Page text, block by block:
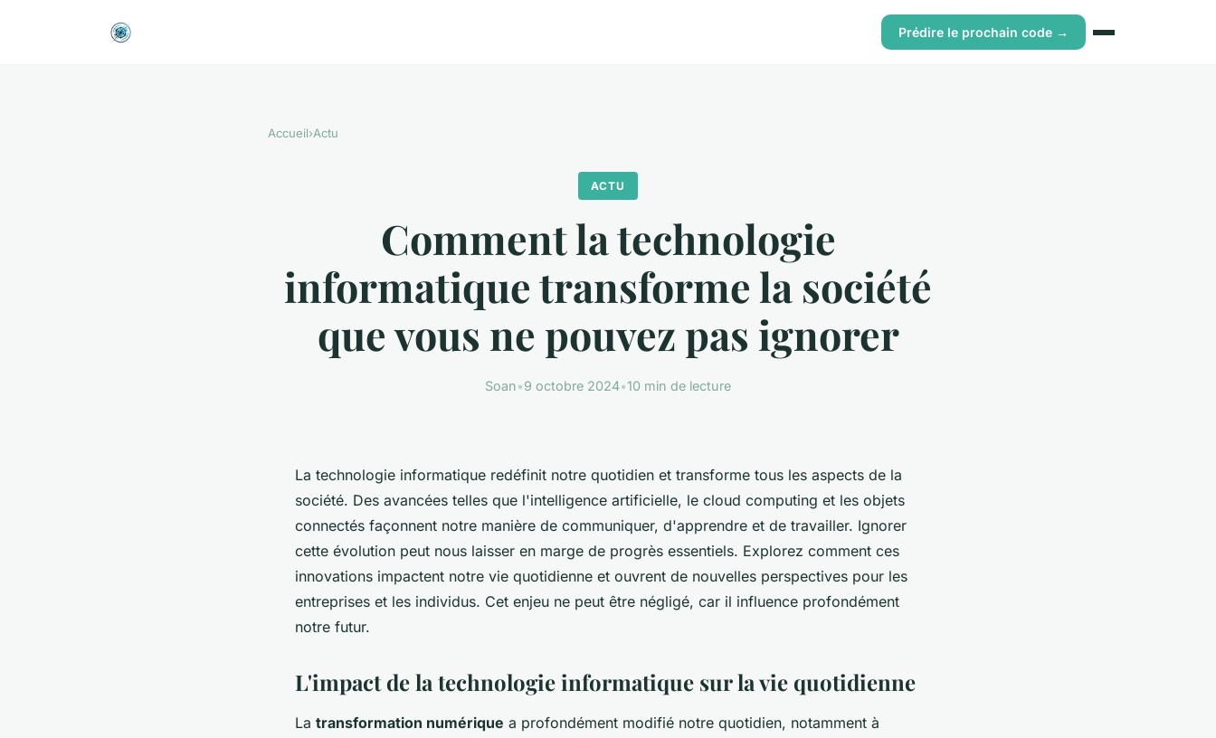
Prédire le prochain code →
Accueil›Actu
ACTU
Comment la technologie
informatique transforme la société
que vous ne pouvez pas ignorer
Soan•9 octobre 2024•10 min de lecture
La technologie informatique redéfinit notre quotidien et transforme tous les aspects de la
société. Des avancées telles que l'intelligence artificielle, le cloud computing et les objets
connectés façonnent notre manière de communiquer, d'apprendre et de travailler. Ignorer
cette évolution peut nous laisser en marge de progrès essentiels. Explorez comment ces
innovations impactent notre vie quotidienne et ouvrent de nouvelles perspectives pour les
entreprises et les individus. Cet enjeu ne peut être négligé, car il influence profondément
notre futur.
L'impact de la technologie informatique sur la vie quotidienne
La transformation numérique a profondément modifié notre quotidien, notamment à